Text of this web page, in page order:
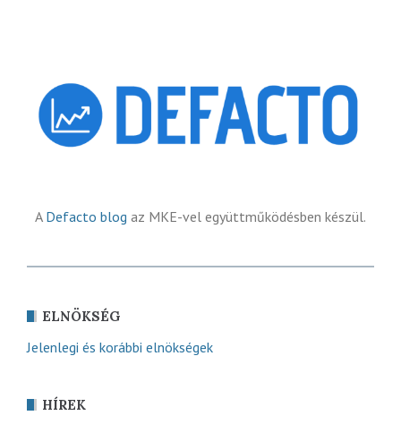
A Defacto blog az MKE-vel együttműködésben készül.
ELNÖKSÉG
Jelenlegi és korábbi elnökségek
HÍREK